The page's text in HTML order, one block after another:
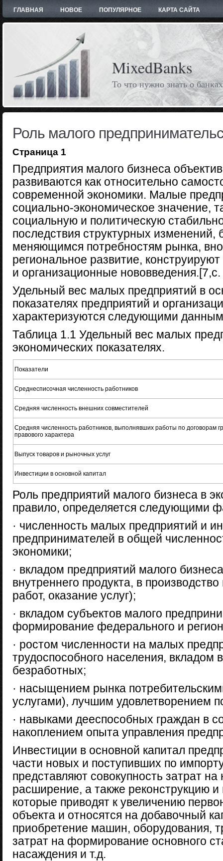
ГЛАВНАЯ НОВОЕ ПОПУЛЯРНОЕ КАРТА САЙТА
MixedBanks
То что нужно знать о банках
Роль малого
Страница 1
Предприятия малого бизнеса
развиваются как относительно
современной экономики. Малые
социально-экономическое значение,
социальную и политическую
последствия структурных изменений,
меняющимся потребностям рынка,
региональное развитие,
и организационные
Удельный вес малых предприятий в
показателях предприятий и
характеризуются следующими
Таблица 1.1 Удельный вес малых
экономических показателях.
Показатели
Среднесписочная численность работников
Средняя численность внешних совместителей
Средняя численность работников, выполнявших работы по договорам
правового характера
Выпуск товаров и рыночных услуг
Инвестиции в основной капитал
Роль предприятий малого бизнеса в
правило, определяется следующими
· численность малых предприятий и
предпринимателей в общей
экономики;
· вкладом предприятий малого
внутреннего продукта, в
работ, оказание услуг);
· вкладом субъектов малого
формирование федерального и
· ростом численности на малых
трудоспособного населения, вкладом
безработных;
· насыщением рынка
услугами), лучшим удовлетворением
· навыками дееспособных граждан в
накоплением опыта управления
Инвестиции в основной капитал
части новых и поступивших по
представляют совокупность затрат на
расширение, а также реконструкцию
которые приводят к увеличению
объекта и относятся на добавочный
приобретение машин, оборудования,
затрат на формирование основного
насаждения и т.д.